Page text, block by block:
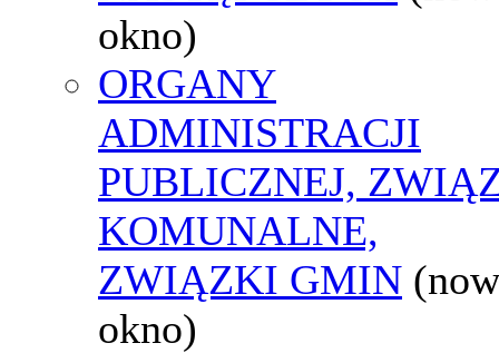
okno)
ORGANY
ADMINISTRACJI
PUBLICZNEJ,
KOMUNALNE,
ZWIĄZKI GMIN
okno)